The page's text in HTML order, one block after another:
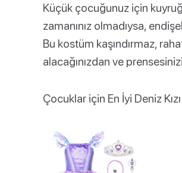
Küçük çocuğunuz için
zamanınız olmadıysa,
Bu kostüm kaşındırmaz,
alacağınızdan ve
Çocuklar için En İyi Deniz